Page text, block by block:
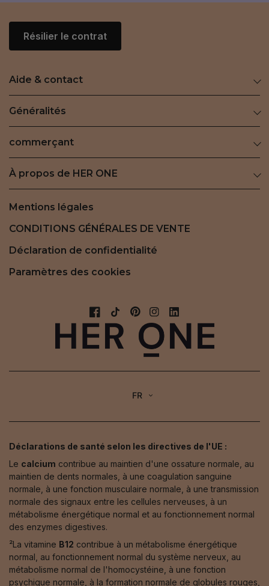
Résilier le contrat
Aide & contact
Généralités
commerçant
À propos de HER ONE
Mentions légales
CONDITIONS GÉNÉRALES DE VENTE
Déclaration de confidentialité
Paramètres des cookies
FR
Déclarations de santé selon les directives de l'UE :
Le calcium contribue au maintien d'une ossature normale, au
maintien de dents normales, à une coagulation sanguine
normale, à une fonction musculaire normale, à une transmission
normale des signaux entre les cellules nerveuses, à un
métabolisme énergétique normal et au fonctionnement normal
des enzymes digestives.
²La vitamine B12 contribue à un métabolisme énergétique
normal, au fonctionnement normal du système nerveux, au
métabolisme normal de l'homocystéine, à une fonction
psychique normale, à la formation normale de globules rouges,